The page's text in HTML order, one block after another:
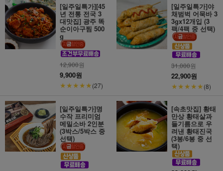
[일주일특가][45
년 전통 전국 3
대맛집] 광주 똑
순이아구찜 500
g
12,900원
9,900원
★★★★★(27)
[일주일특가]야
채범벅 어묵바 3
3gx12개입 (3
팩/4팩 중 선택)
31,000원
22,900원
★★★★★(8)
[일주일특가]명
수작 프리미엄
메밀소바 2인분
(3박스/5박스 중
선택)
[속초맛집] 황태
만상 황태살과
들기름으로 우
려낸 황태진국
(3봉/6봉 중 선
택)